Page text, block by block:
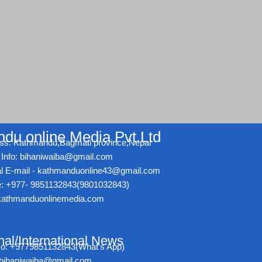
online Media Pvt.Ltd
Kathmandu,Bagmati province,Nepal
bihaniwaiba@gmail.com
E-mail - kathmanduonline43@gmail.com
+977- 9851132843(9801032843)
International News
+9779851132843(What's App)